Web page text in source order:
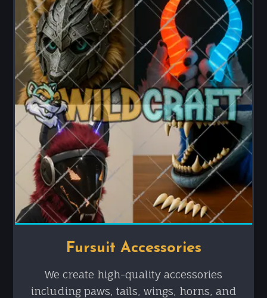
Fursuit Accessories
We create high-quality accessories
including paws, tails, wings, horns, and